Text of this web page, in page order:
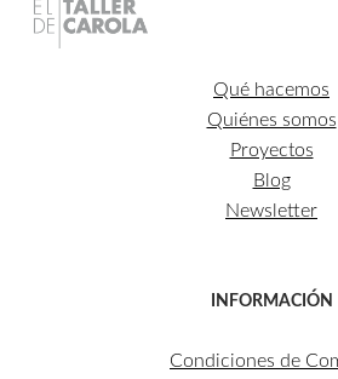
Qué hacemos
Quiénes somos
Proyectos
Blog
Newsletter
INFORMACIÓN
Condiciones de